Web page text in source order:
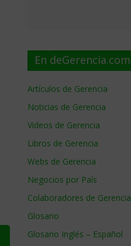
En deGerencia.com
Artículos de Gerencia
Noticias de Gerencia
Videos de Gerencia
Libros de Gerencia
Webs de Gerencia
Negocios por País
Colaboradores de Gerencia
Glosario
Glosario Inglés – Español